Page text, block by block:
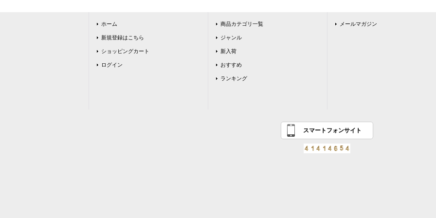
ホーム
新規登録はこちら
ショッピングカート
ログイン
商品カテゴリ一覧
ジャンル
新入荷
おすすめ
ランキング
メールマガジン
スマートフォンサイト